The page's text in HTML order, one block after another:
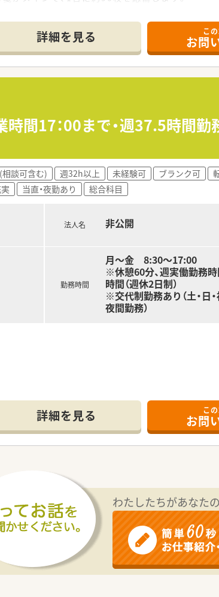
と少なく、1分単位で手当が支給されます。
に6ヶ月後には7日間が付与される制度です。
で利用可能で、育休取得率は100%です。
報共有など連携が取りやすい環境です。
置し、安全な業務環境を追求しています。
新の設備を導入し業務効率化を図っています。
様の心に寄り添う対話力を強化できます。
ーメイド研修で、未経験の方でも安心です。
し、「絶対安全」な環境を追求しています。
詳細を見る こ
お問
時間17：00まで・週37.5時
談可含む) 週32h以上 未経験可 ブランク可
当直・夜勤あり 総合科目
法人名 非公開
勤務時間
月～金 8:30～17:00
※休憩60分、週実働勤務
時間（週休2日制）
※交代制勤務あり（土・日
夜間勤務）
の方
時間
び夜間勤務）
ざいます。
・DPC導入済みです。
急告示病院での募集です。
完備。
も行っています。
詳細を見る こ
お問
わたしたちがあなた